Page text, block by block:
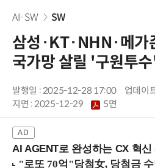
AI·SW SW
삼성·KT·NHN·메
국가망 살릴 '구원투
발행일 : 2025-12-28 17:00
업데이
지면 :2025-12-29 5면
AI AGENT로 완성하는 CX 혁신